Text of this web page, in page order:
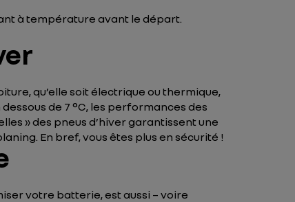
à température avant le départ.
qu’elle soit électrique ou thermique,
de 7 °C, les performances des
» des pneus d’hiver garantissent une
En bref, vous êtes plus en sécurité !
votre batterie, est aussi – voire